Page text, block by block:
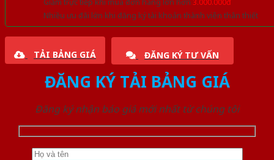
Nhiều ưu đãi lớn khi đăng ký tài khoản thành viên thân thiết
TẢI BẢNG GIÁ ĐĂNG KÝ TƯ VẤN
ĐĂNG KÝ TẢI BẢNG GIÁ
Đăng ký nhận báo giá mới nhất từ chúng tôi